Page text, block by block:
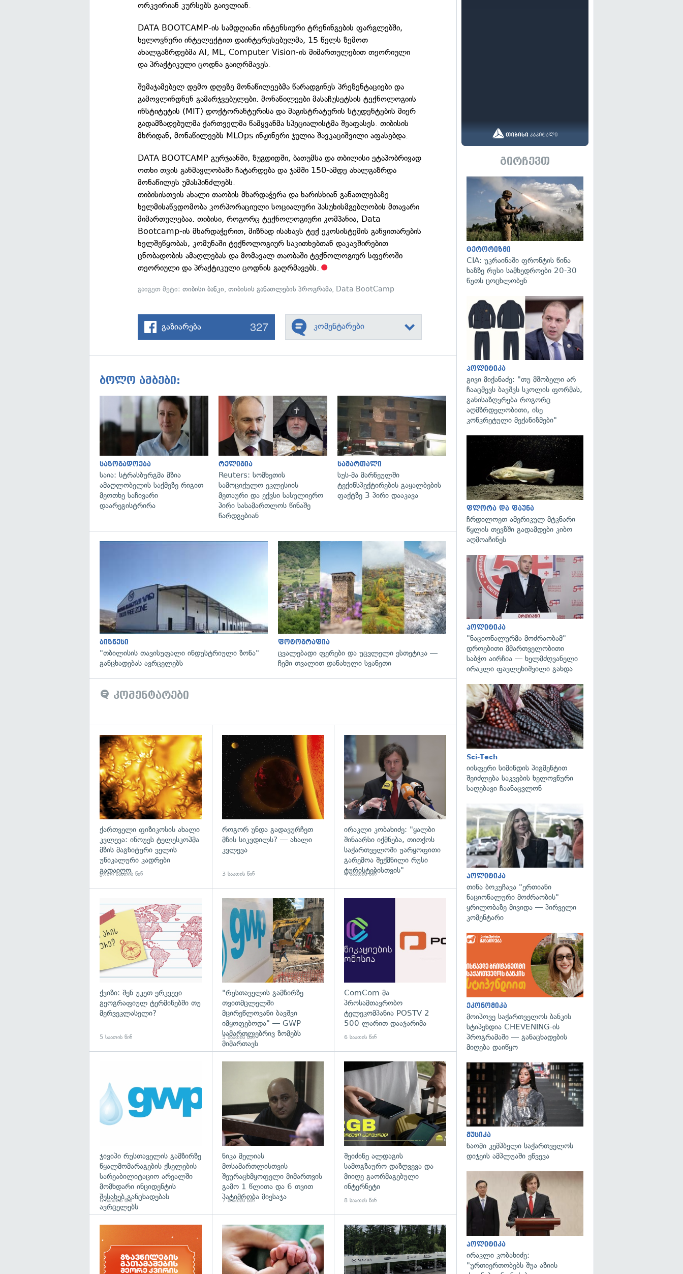
ორკვირიან კურსებს გაივლიან.
DATA BOOTCAMP-ის სამდღიანი ინტენსიური ტრენინგების ფარგლებში,
ხელოვნური ინტელექტით დაინტერესებულმა, 15 წელს ზემოთ
ახალგაზრდებმა AI, ML, Computer Vision-ის მიმართულებით თეორიული
და პრაქტიკული ცოდნა გაიღრმავეს.
შემაჯამებელ დემო დღეზე მონაწილეებმა წარადგინეს პრეზენტაციები და
გამოვლინდნენ გამარჯვებულები. მონაწილეები მასაჩუსეტსის ტექნოლოგიის
ინსტიტუტის (MIT) დოქტორანტურისა და მაგისტრატურის სტუდენტების მიერ
გადამზადებულმა ქართველმა წამყვანმა სპეციალისტმა შეაფასეს. თიბისის
მხრიდან, მონაწილეებს MLOps ინჟინერი ჯულია შავკაციშვილი აფასებდა.
DATA BOOTCAMP გურჯაანში, ზუგდიდში, ბათუმსა და თბილისი ეტაპობრივად
ოთხი თვის განმავლობაში ჩატარდება და ჯამში 150-ამდე ახალგაზრდა
მონაწილეს უმასპინძლებს.
თიბისისთვის ახალი თაობის მხარდაჭერა და ხარისხიან განათლებაზე
ხელმისაწვდომობა კორპორაციული სოციალური პასუხისმგებლობის მთავარი
მიმართულებაა. თიბისი, როგორც ტექნოლოგიური კომპანია, Data
Bootcamp-ის მხარდაჭერით, მიზნად ისახავს ტექ ეკოსისტემის განვითარების
ხელშეწყობას, კომუნაში ტექნოლოგიურ საკითხებთან დაკავშირებით
ცნობადობის ამაღლებას და მომავალ თაობაში ტექნოლოგიურ სფეროში
თეორიული და პრაქტიკული ცოდნის გაღრმავებს.
გაიგეთ მეტი:თიბისი ბანკი,თიბისის განათლების პროგრამა, Data BootCamp
გაზიარება 327 კომენტარები
ბოლო ამბები:
გადახედვა
საზოგადოება
საია: სტრასბურგმა მზია
ამაღლობელის საქმეზე რიგით
მეოთხე საჩივარი
დაარეგისტრირა
გადახედვა
რელიგია
Reuters: სომხეთის
სამოციქულო ეკლესიის
მეთაური და ექვსი სასულიერო
პირი სასამართლოს წინაშე
წარდგებიან
გადახედვა
სამართალი
სუს-მა მარნეულში
ტექინსპექტირების გაყალბების
ფაქტზე 3 პირი დააკავა
გადახედვა
ბიზნესი
"თბილისის თავისუფალი ინდუსტრიული ზონა"
განცხადებას ავრცელებს
ფოტოგრაფია
ცვალებადი ფერები და უცვლელი ესთეტიკა —
ჩემი თვალით დანახული სვანეთი
კომენტარები
გადახედვა
ქართველი ფიზიკოსის ახალი
კვლევა: ინოუეს ტელესკოპმა
მზის მაგნიტური ველის
უნიკალური კადრები
გადაიღო
ერთი საათის წინ
გადახედვა
როგორ უნდა გადავურჩეთ
მზის სიკვდილს? — ახალი
კვლევა
3 საათის წინ
გადახედვა
ირაკლი კობახიძე: "ყალბი
შინაარსი იქმნება, თითქოს
საქართველოში უარყოფითი
გარემოა შექმნილი რუსი
ტურისტებისთვის"
4 საათის წინ
ქვიზი: შენ უკეთ ერკვევი
გეოგრაფიულ ტერმინებში თუ
მერვეკლასელი?
5 საათის წინ
"რუსთაველის გამზირზე
თვითმცლელში
მცირეწლოვანი ბავშვი
იმყოფებოდა" — GWP
სამართლებრივ ზომებს
მიმართავს
5 საათის წინ
გადახედვა
ComCom-მა
პროსამთავრობო
ტელეკომპანია POSTV 2
500 ლარით დააჯარიმა
6 საათის წინ
ჯივიპი რუსთაველის გამზირზე
წყალმომარაგების ქსელების
სარეაბილიტაციო არეალში
მომხდარი ინციდენტის
შესახებ განცხადებას
ავრცელებს
6 საათის წინ
გადახედვა
ნიკა მელიას
მოსამართლისთვის
შეურაცხმყოფელი მიმართვის
გამო 1 წლითა და 6 თვით
პატიმრობა მიესაჯა
7 საათის წინ
შეიძინე ალდაგის
სამოგზაურო დაზღვევა და
მიიღე გაორმაგებული
ინტერნეტი
8 საათის წინ
გადახედვა
გირჩევთ
ტერორიზმი
CIA: უკრაინაში ფრონტის წინა
ხაზზე რუსი სამხედროები 20-30
წუთს ცოცხლობენ
პოლიტიკა
გივი მიქანაძე: "თუ მშობელი არ
ჩააცმევს ბავშვს სკოლის ფორმას,
განისაზღვრება როგორც
აღმზრდელობითი, ისე
კონკრეტული მექანიზმები"
ფლორა და ფაუნა
ჩრდილოეთ ამერიკულ მტკნარი
წყლის თევზში გადამდები კიბო
აღმოაჩინეს
პოლიტიკა
"ნაციონალურმა მოძრაობამ"
დროებითი მმართველობითი
საბჭო აირჩია — ხელმძღვანელი
ირაკლი ფავლენიშვილი გახდა
Sci-Tech
იისფერი სიმინდის პიგმენტით
შეიძლება საკვების ხელოვნური
საღებავი ჩაანაცვლონ
პოლიტიკა
თინა ბოკუჩავა "ერთიანი
ნაციონალური მოძრაობის"
ყრილობაზე მივიდა — პირველი
კომენტარი
ეკონომიკა
მოიპოვე საქართველოს ბანკის
სტიპენდია CHEVENING-ის
პროგრამაში — განაცხადების
მიღება დაიწყო
მუსიკა
ნაომი კემპბელი საქართველოს
დიჯეის ამპლუაში ეწვევა
პოლიტიკა
ირაკლი კობახიძე:
"ურთიერთობებს შუა აზიის